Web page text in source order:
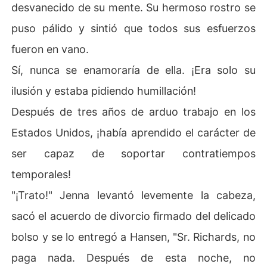
desvanecido de su mente. Su hermoso rostro se
puso pálido y sintió que todos sus esfuerzos
fueron en vano.
Sí, nunca se enamoraría de ella. ¡Era solo su
ilusión y estaba pidiendo humillación!
Después de tres años de arduo trabajo en los
Estados Unidos, ¡había aprendido el carácter de
ser capaz de soportar contratiempos
temporales!
"¡Trato!" Jenna levantó levemente la cabeza,
sacó el acuerdo de divorcio firmado del delicado
bolso y se lo entregó a Hansen, "Sr. Richards, no
paga nada. Después de esta noche, no